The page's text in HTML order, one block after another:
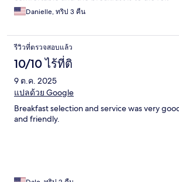
Danielle, ทริป 3 คืน
รีวิวที่ตรวจสอบแล้ว
10/10 ไร้ที่ติ
9 ต.ค. 2025
แปลด้วย Google
Breakfast selection and service was very
and friendly.